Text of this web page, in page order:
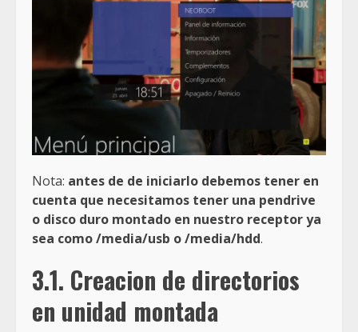
Nota: antes de de iniciarlo debemos tener en
cuenta que necesitamos tener una pendrive
o disco duro montado en nuestro receptor ya
sea como /media/usb o /media/hdd.
3.1. Creacion de directorios
en unidad montada